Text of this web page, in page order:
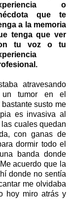
o
que te
a la memoria
tenga que ver
tu voz o tu
atravesando
un tumor en el
susto me
es invasiva al
cuales quedan
con ganas de
dormir todo el
banda donde
acuerdo que la
donde no sentía
me olvidaba
hoy miro atrás y